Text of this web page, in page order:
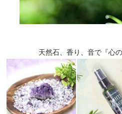
天然石、香り、音で『心